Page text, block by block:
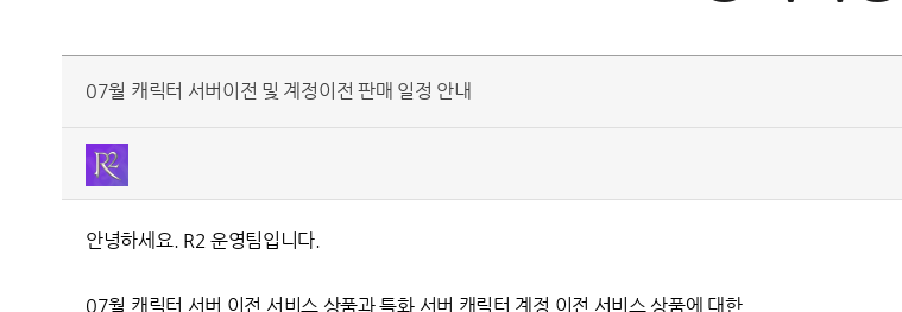
07월 캐릭터 서버이전 및 계정이전 판매 일정 안내
안녕하세요. R2 운영팀입니다.
07월 캐릭터 서버 이전 서비스 상품과특화 서버 캐릭터 계정 이전 서비스 상품에 대한